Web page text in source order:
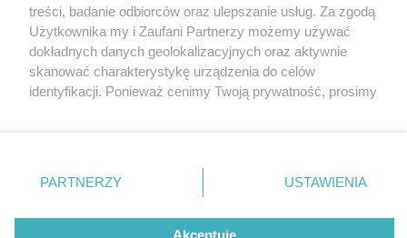
Nie zapomnij
zapoznać się z:
polityką prywatności regulamin korzystania z portali
Twojemiasto
Piekary Śląskie
Chorzów
Tarnowskie Góry
Gliwice
Skontakuj sięz nami
Kontakt
Wydawca
Pogoda
treści, badanie odbiorców oraz ulepszanie usług. Za zgodą
Użytkownika my i Zaufani Partnerzy możemy używać
dokładnych danych geolokalizacyjnych oraz aktywnie
skanować charakterystykę urządzenia do celów
identyfikacji. Ponieważ cenimy Twoją prywatność, prosimy
prywatności znajdujący się w lewym dolnym rogu strony
. Niektóre rodzaje przetwarzania danych nie wymagają
zgody użytkownika, ale masz prawo sprzeciwić się
takiemu przetwarzaniu. Preferencje będą miały
PARTNERZY USTAWIENIA
Akceptuję